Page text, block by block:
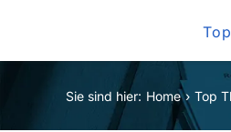
Sie sind hier: Home Top